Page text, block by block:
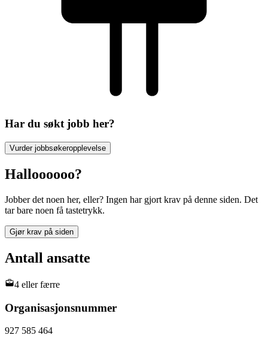
Har du søkt jobb her?
Vurder jobbsøkeropplevelse
Halloooooo?
Jobber det noen her, eller? Ingen har gjort krav på denne siden. Det
tar bare noen få tastetrykk.
Gjør krav på siden
Antall ansatte
4 eller færre
Organisasjonsnummer
927 585 464